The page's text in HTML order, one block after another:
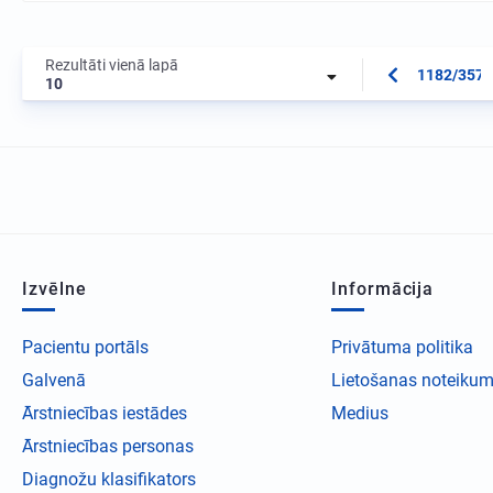
Rezultāti vienā lapā
10
1182/3573
Izvēlne
Pacientu portāls
Galvenā
Ārstniecības iestādes
Ārstniecības personas
Diagnožu klasifikators
Informācija
Privātuma politika
Lietošanas
Medius